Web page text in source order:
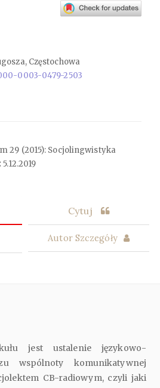
Częstochowa
0003-0479-2503
29 (2015): Socjolingwistyka
5.12.2019
Cytuj
Autor Szczegóły
jest ustalenie językowo-
wspólnoty komunikatywnej
CB-radiowym, czyli jaki